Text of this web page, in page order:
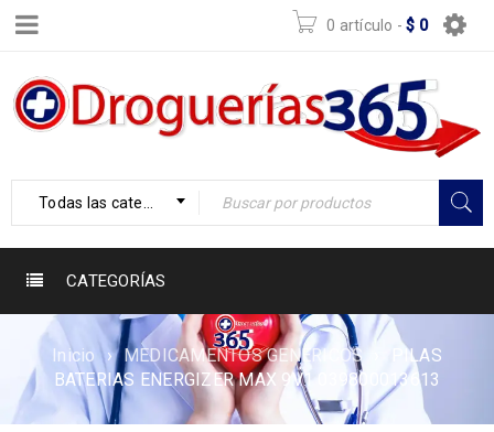
0 artículo - $ 0
Todas las categorías
CATEGORÍAS
Inicio › MEDICAMENTOS GENERICOS
PILAS
BATERIAS ENERGIZER MAX 9V1 039800013613